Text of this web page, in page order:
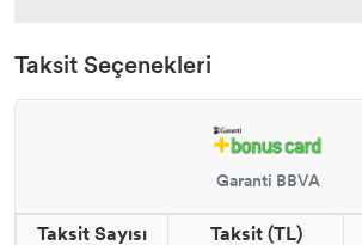
Taksit Seçenekleri
Garanti BBVA
Taksit Sayısı Taksit (TL)